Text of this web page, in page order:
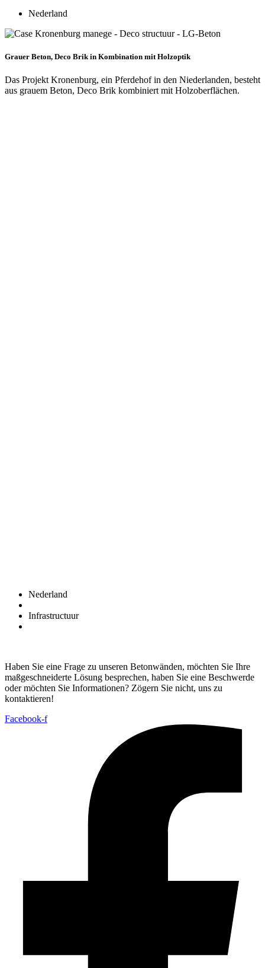
Nederland
Grauer Beton, Deco Brik in Kombination mit Holzoptik
Das Projekt Kronenburg, ein Pferdehof in den Niederlanden, besteht
aus grauem Beton, Deco Brik kombiniert mit Holzoberflächen.
Nederland
Infrastructuur
Haben Sie eine Frage zu unseren Betonwänden, möchten Sie Ihre
maßgeschneiderte Lösung besprechen, haben Sie eine Beschwerde
oder möchten Sie Informationen? Zögern Sie nicht, uns zu
kontaktieren!
Facebook-f